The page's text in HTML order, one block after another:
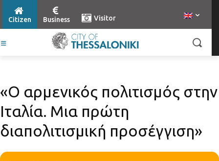
Citizen Business Visitor
«Ο αρμενικός πολιτισμός στην
Ιταλία. Μια πρώτη
διαπολιτισμική προσέγγιση»